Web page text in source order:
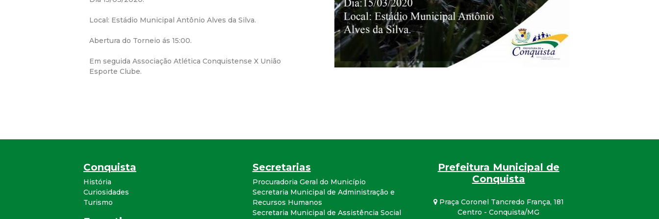
r
M
i
c
i
p
Local: Estádio Municipal Antônio Alves da Silva.
Abertura do Torneio ás 15:00.
Em seguida Associação Atlética Conquistense X União
Esporte Clube.
Conquista
História
Curiosidades
Turismo
Secretarias
Procuradoria Geral do Município
Secretaria Municipal de Administração e
Recursos Humanos
Secretaria Municipal de Assistência Social
Prefeitura Municipal de
Conquista
Praça Coronel Tancredo França, 181
Centro - Conquista/MG